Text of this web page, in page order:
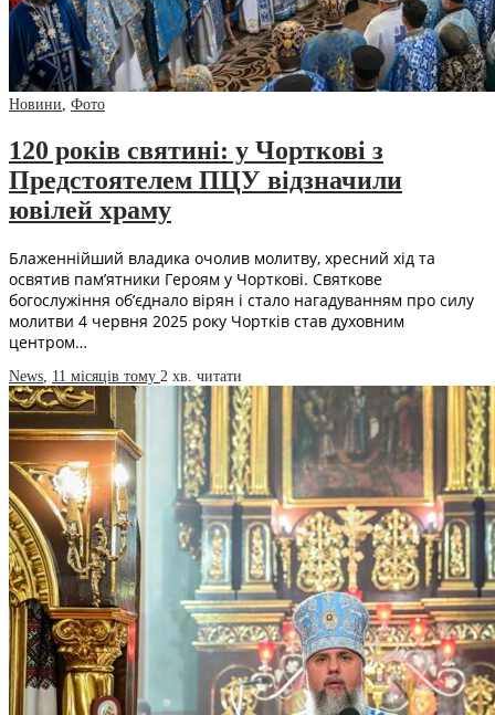
Новини, Фото
120 років святині: у Чорткові з
Предстоятелем ПЦУ відзначили
ювілей храму
Блаженнійший владика очолив молитву, хресний хід та
освятив пам’ятники Героям у Чорткові. Святкове
богослужіння об’єднало вірян і стало нагадуванням про силу
молитви 4 червня 2025 року Чортків став духовним
центром…
News 11 місяців тому 2 хв. читати